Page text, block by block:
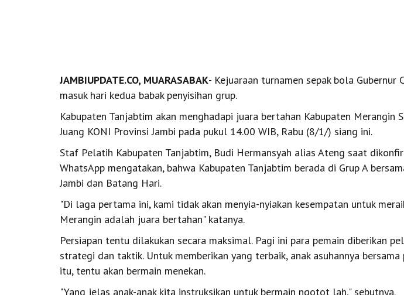
JAMBIUPDATE.CO, MUARASABAK- Kejuaraan turnamen sepak bola Gubernur
masuk hari kedua babak penyisihan grup.
Kabupaten Tanjabtim akan menghadapi juara bertahan Kabupaten Merangin
Juang KONI Provinsi Jambi pada pukul 14.00 WIB, Rabu (8/1/) siang ini.
Staf Pelatih Kabupaten Tanjabtim, Budi Hermansyah alias Ateng saat
WhatsApp mengatakan, bahwa Kabupaten Tanjabtim berada di Grup A
Jambi dan Batang Hari.
"Di laga pertama ini, kami tidak akan menyia-nyiakan kesempatan untuk
Merangin adalah juara bertahan" katanya.
Persiapan tentu dilakukan secara maksimal. Pagi ini para pemain diberikan
strategi dan taktik. Untuk memberikan yang terbaik, anak asuhannya
itu, tentu akan bermain menekan.
"Yang jelas anak-anak kita instruksikan untuk bermain ngotot lah," sebutnya.